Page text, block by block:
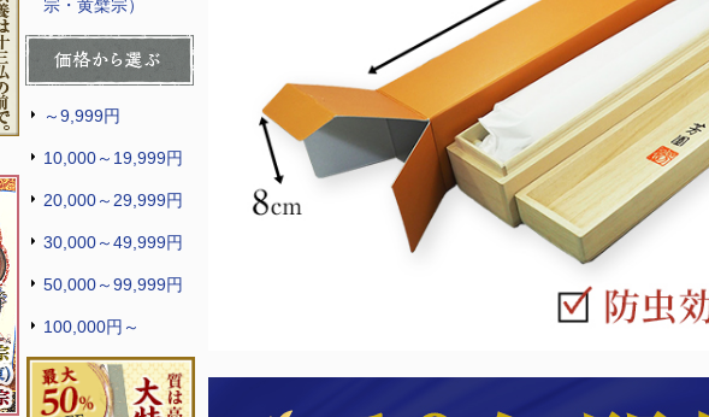
宗・黄檗宗）
～9,999円
10,000～19,999円
20,000～29,999円
30,000～49,999円
50,000～99,999円
100,000円～